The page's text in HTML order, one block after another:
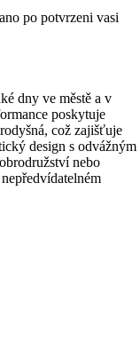
po potvrzeni vasi
dny ve městě a v
poskytuje
což zajišťuje
design s odvážným
nebo